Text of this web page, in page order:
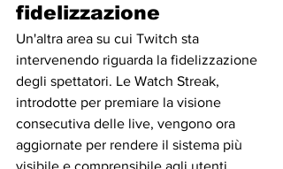
fidelizzazione
Un'altra area su cui Twitch sta
intervenendo riguarda la fidelizzazione
degli spettatori. Le Watch Streak,
introdotte per premiare la visione
consecutiva delle live, vengono ora
aggiornate per rendere il sistema più
visibile e comprensibile agli utenti.